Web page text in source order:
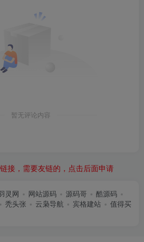
暂无评论内容
接，需要友链的，点击后面申请
灵网 网站源码 源码哥
酷源码
秃头张 云枭导航 宾格建站
值得买